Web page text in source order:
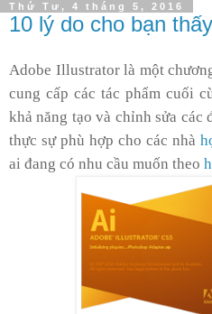
Thứ Tư, 4 tháng 5, 2016
10 lý do cho bạn
Adobe Illustrator là một
cung cấp các tác phẩm cuối
khả năng tạo và chỉnh sửa
thực sự phù hợp cho các nhà
ai đang có nhu cầu muốn theo